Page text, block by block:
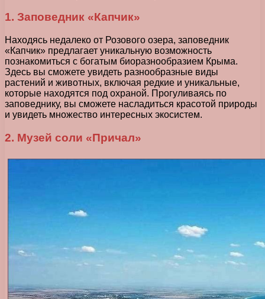
1. Заповедник «Капчик»
Находясь недалеко от Розового озера, заповедник
«Капчик» предлагает уникальную возможность
познакомиться с богатым биоразнообразием Крыма.
Здесь вы сможете увидеть разнообразные виды
растений и животных, включая редкие и уникальные,
которые находятся под охраной. Прогуливаясь по
заповеднику, вы сможете насладиться красотой природы
и увидеть множество интересных экосистем.
2. Музей соли «Причал»